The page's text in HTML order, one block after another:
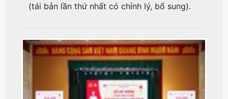
(tái bản lần thứ nhất có chỉnh lý, bổ sung).